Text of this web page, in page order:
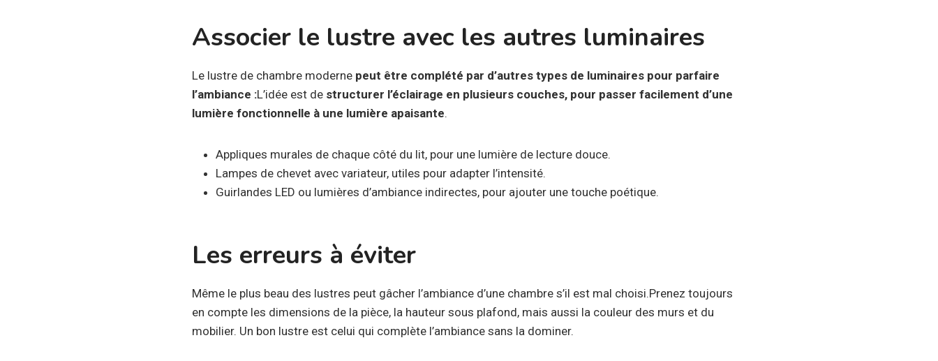
Associer le lustre avec les autres luminaires
Le lustre de chambre moderne peut être complété par d’autres types de luminaires pour parfaire
l’ambiance :L’idée est de structurer l’éclairage en plusieurs couches, pour passer facilement d’une
lumière fonctionnelle à une lumière apaisante.
Appliques murales de chaque côté du lit, pour une lumière de lecture douce.
Lampes de chevet avec variateur, utiles pour adapter l’intensité.
Guirlandes LED ou lumières d’ambiance indirectes, pour ajouter une touche poétique.
Les erreurs à éviter
Même le plus beau des lustres peut gâcher l’ambiance d’une chambre s’il est mal choisi.Prenez toujours
en compte les dimensions de la pièce, la hauteur sous plafond, mais aussi la couleur des murs et du
mobilier. Un bon lustre est celui qui complète l’ambiance sans la dominer.